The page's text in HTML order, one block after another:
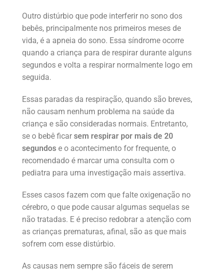
Outro distúrbio que pode interferir no sono dos
bebês, principalmente nos primeiros meses de
vida, é a apneia do sono. Essa síndrome ocorre
quando a criança para de respirar durante alguns
segundos e volta a respirar normalmente logo em
seguida.
Essas paradas da respiração, quando são breves,
não causam nenhum problema na saúde da
criança e são consideradas normais. Entretanto,
se o bebê ficar sem respirar por mais de 20
segundos e o acontecimento for frequente, o
recomendado é marcar uma consulta com o
pediatra para uma investigação mais assertiva.
Esses casos fazem com que falte oxigenação no
cérebro, o que pode causar algumas sequelas se
não tratadas. E é preciso redobrar a atenção com
as crianças prematuras, afinal, são as que mais
sofrem com esse distúrbio.
As causas nem sempre são fáceis de serem